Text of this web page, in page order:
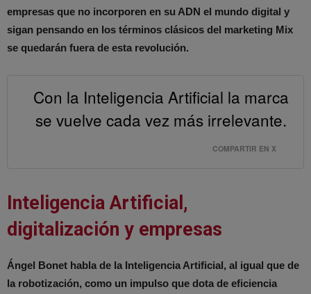
empresas que no incorporen en su ADN el mundo digital y
sigan pensando en los términos clásicos del marketing Mix
se quedarán fuera de esta revolución.
Con la Inteligencia Artificial la marca
se vuelve cada vez más irrelevante.
COMPARTIR EN X
Inteligencia Artificial,
digitalización y empresas
Ángel Bonet habla de la Inteligencia Artificial, al igual que de
la robotización, como un impulso que dota de eficiencia